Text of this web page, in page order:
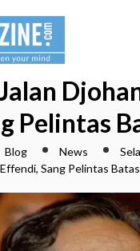
Pelintas
Blog News
Effendi, Sang Pelintas Batas